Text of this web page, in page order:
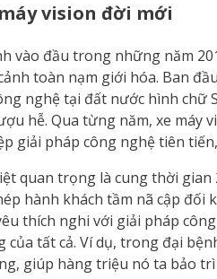
vision đời mới
vào đầu trong những năm
toàn nạm giới hóa. Ban
nghệ tại đất nước hình chữ
hễ. Qua từng năm, xe máy
giải pháp công nghệ tiên
quan trọng là cung thời
hành khách tầm nã cập
thích nghi với giải pháp
tất cả. Ví dụ, trong đại
giúp hàng triệu nó ta bảo